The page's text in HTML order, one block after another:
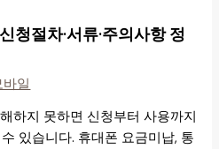
청절차·서류·주의사항 정
일
하지 못하면 신청부터 사용까지
있습니다. 휴대폰 요금미납, 통